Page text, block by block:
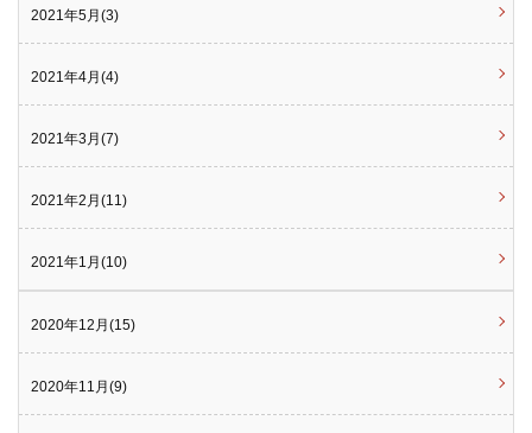
2021年5月(3)
2021年4月(4)
2021年3月(7)
2021年2月(11)
2021年1月(10)
2020年12月(15)
2020年11月(9)